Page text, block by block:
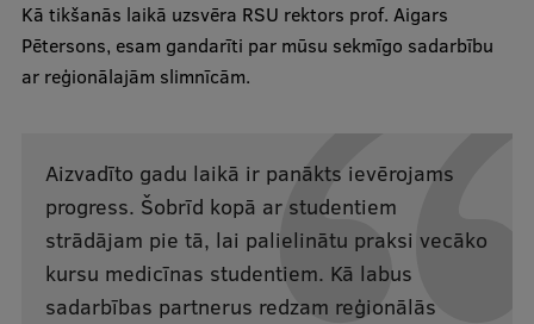
Struktūra
Vēsture un tradīcijas
RSU fonds
Aula
Muzeji un ekspozīcijas
Ģerbonis
Kā tikšanās laikā uzsvēra RSU rektors prof. Aigars
Pētersons, esam gandarīti par mūsu sekmīgo sadarbību
ar reģionālajām slimnīcām.
Aizvadīto gadu laikā ir panākts ievērojams
progress. Šobrīd kopā ar studentiem
strādājam pie tā, lai palielinātu praksi vecāko
kursu medicīnas studentiem. Kā labus
sadarbības partnerus redzam reģionālās